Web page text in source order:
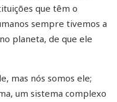
que têm o
sempre tivemos a
planeta, de que ele
mas nós somos ele;
um sistema complexo